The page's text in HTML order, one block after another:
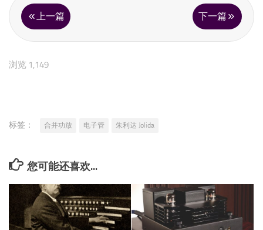
上一篇 下一篇
浏览 1,149
标签： 合并功放 电子管 朱利达 Jolida
您可能还喜欢...